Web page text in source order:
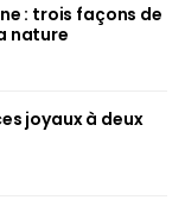
: trois façons de
nature
joyaux à deux